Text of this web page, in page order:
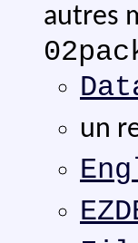
autres
un